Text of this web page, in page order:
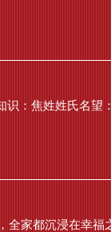
：焦姓姓氏名望
全家都沉浸在幸福